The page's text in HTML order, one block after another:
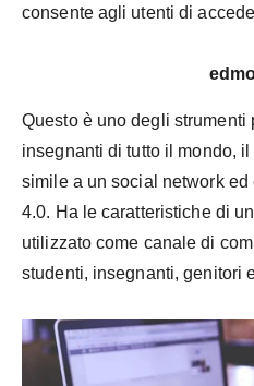
consente agli utenti di
Questo è uno degli strumenti
insegnanti di tutto il mondo,
simile a un social network ed
4.0. Ha le caratteristiche di
utilizzato come canale di
studenti, insegnanti, genitori